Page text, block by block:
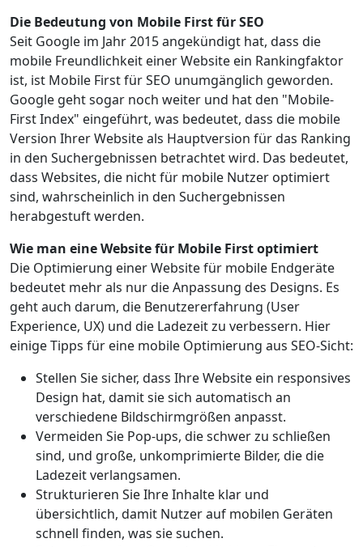
Die Bedeutung von Mobile First für SEO
Seit Google im Jahr 2015 angekündigt hat, dass die
mobile Freundlichkeit einer Website ein Rankingfaktor
ist, ist Mobile First für SEO unumgänglich geworden.
Google geht sogar noch weiter und hat den "Mobile-
First Index" eingeführt, was bedeutet, dass die mobile
Version Ihrer Website als Hauptversion für das Ranking
in den Suchergebnissen betrachtet wird. Das bedeutet,
dass Websites, die nicht für mobile Nutzer optimiert
sind, wahrscheinlich in den Suchergebnissen
herabgestuft werden.
Wie man eine Website für Mobile First optimiert
Die Optimierung einer Website für mobile Endgeräte
bedeutet mehr als nur die Anpassung des Designs. Es
geht auch darum, die Benutzererfahrung (User
Experience, UX) und die Ladezeit zu verbessern. Hier
einige Tipps für eine mobile Optimierung aus SEO-Sicht:
Stellen Sie sicher, dass Ihre Website ein responsives
Design hat, damit sie sich automatisch an
verschiedene Bildschirmgrößen anpasst.
Vermeiden Sie Pop-ups, die schwer zu schließen
sind, und große, unkomprimierte Bilder, die die
Ladezeit verlangsamen.
Strukturieren Sie Ihre Inhalte klar und
übersichtlich, damit Nutzer auf mobilen Geräten
schnell finden, was sie suchen.